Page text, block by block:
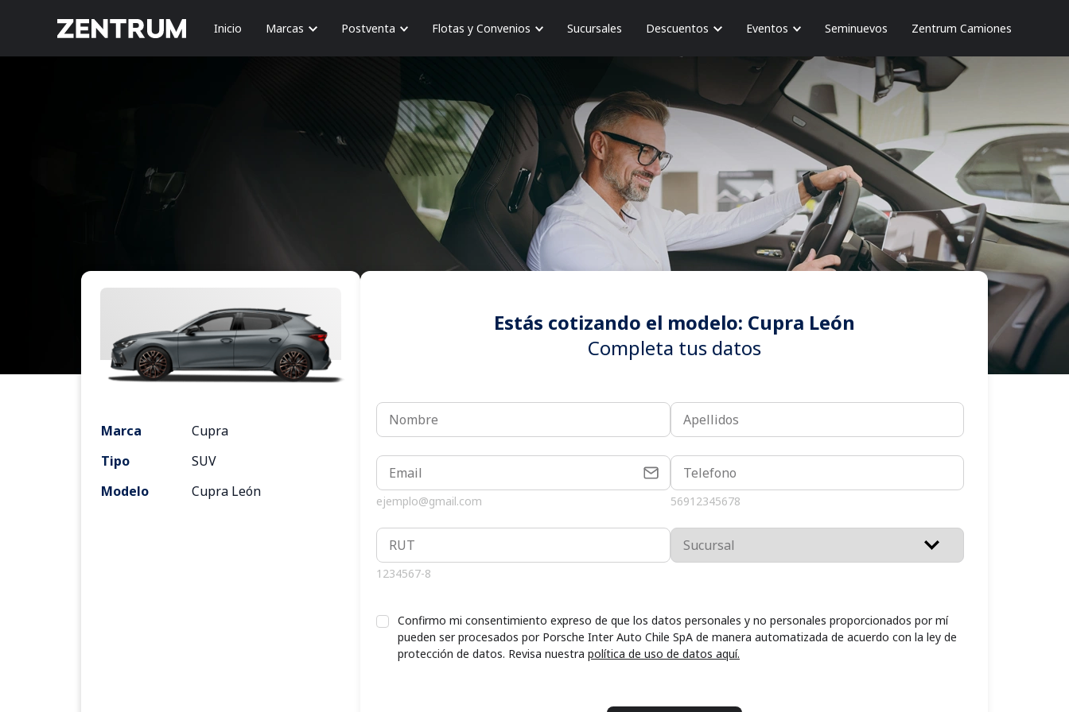
Inicio Marcas Postventa Flotas y Convenios Sucursales Descuentos Eventos Seminuevos Zentrum Camiones
Marca
Cupra
Tipo
SUV
Modelo
Cupra León
Estás cotizando el modelo: Cupra León
Completa tus datos
ejemplo@gmail.com 56912345678
1234567-8
Confirmo mi consentimiento expreso de que los datos personales y no personales proporcionados por mí
pueden ser procesados por Porsche Inter Auto Chile SpA de manera automatizada de acuerdo con la ley de
protección de datos. Revisa nuestra política de uso de datos aquí.